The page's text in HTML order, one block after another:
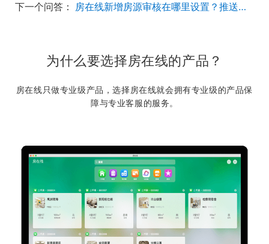
下一个问答：
房在线新增房源审核在哪里设置？推送给谁审核的？
为什么要选择房在线的产品？
房在线只做专业级产品，选择房在线就会拥有专业级的产品保
障与专业客服的服务。